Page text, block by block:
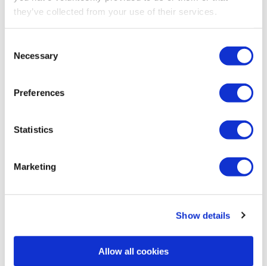
they’ve collected from your use of their services.
Selection
Necessary
Preferences
Statistics
Marketing
Show details
Allow all cookies
Hellingmaaiers